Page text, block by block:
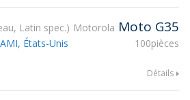
Latin spec. Motorola Moto G35
100pièces
États-Unis
Détails